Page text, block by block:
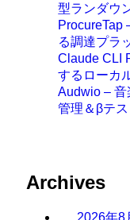
型ランダウ
ProcureTap
る調達プラ
Claude CLI
するローカ
Audwio – 音
管理＆βテ
Archives
2026年8